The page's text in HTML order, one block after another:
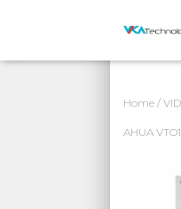
Home /
AHUA